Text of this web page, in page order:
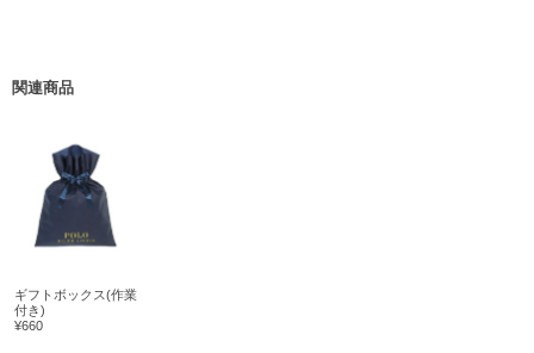
関連商品
ギフトボックス(作業
付き)
¥660